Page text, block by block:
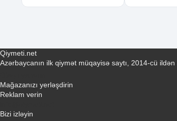
Qiymeti.net
Azərbaycanın ilk qiymət müqayisə saytı, 2014-cü
Mağazanızı yerləşdirin
Reklam verin
Bizi izləyin